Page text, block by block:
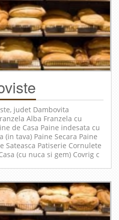
, judet Dambovita
Alba Franzela cu
de Casa Paine indesata cu
tava) Paine Secara Paine
Sateasca Patiserie Cornulete
(cu nuca si gem) Covrig c